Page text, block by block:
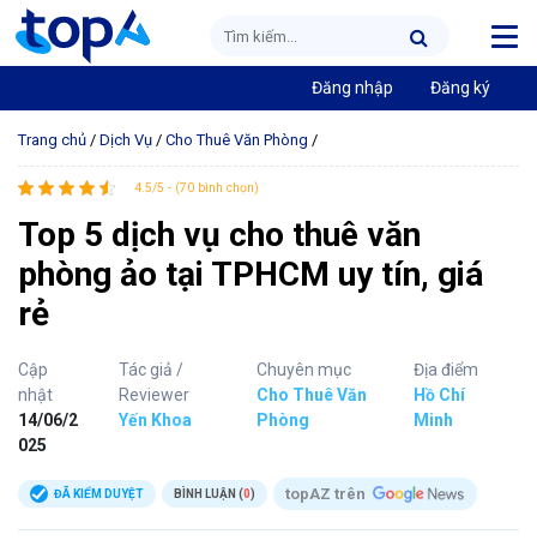
Đăng nhập Đăng ký
Trang chủ / Dịch Vụ / Cho Thuê Văn Phòng /
4.5/5 - (70 bình chọn)
Top 5 dịch vụ cho thuê văn
phòng ảo tại TPHCM uy tín, giá
rẻ
Cập
nhật
14/06/2
025
Tác giả /
Reviewer
Yến Khoa
Chuyên mục
Cho Thuê Văn
Phòng
Địa điểm
Hồ Chí
Minh
ĐÃ KIỂM DUYỆT BÌNH LUẬN (0) topAZ trên